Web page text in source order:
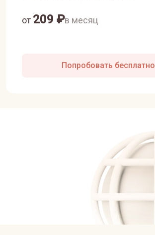
от 209 ₽в месяц
Попробовать бесплатно